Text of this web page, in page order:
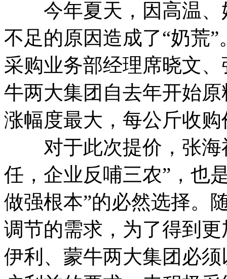
今年夏天，因高温、
不足的原因造成了“奶荒
采购业务部经理席晓文
牛两大集团自去年开始
涨幅度最大，每公斤收
对于此次提价，张海
任，企业反哺三农”，也
做强根本”的必然选择。
调节的需求，为了得到
伊利、蒙牛两大集团必